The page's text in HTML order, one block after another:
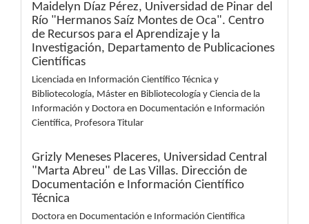
Maidelyn Díaz Pérez, Universidad de Pinar del
Río "Hermanos Saíz Montes de Oca". Centro
de Recursos para el Aprendizaje y la
Investigación, Departamento de Publicaciones
Científicas
Licenciada en Información Científico Técnica y
Bibliotecología, Máster en Bibliotecología y Ciencia de la
Información y Doctora en Documentación e Información
Científica, Profesora Titular
Grizly Meneses Placeres, Universidad Central
"Marta Abreu" de Las Villas. Dirección de
Documentación e Información Científico
Técnica
Doctora en Documentación e Información Científica